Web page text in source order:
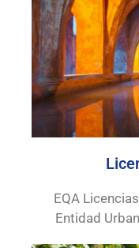
EQA
Entidad